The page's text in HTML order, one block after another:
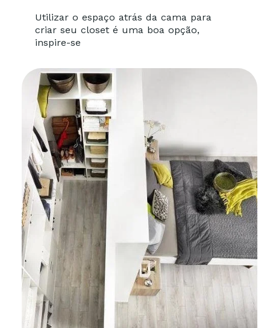
Utilizar o espaço atrás da cama para
criar seu closet é uma boa opção,
inspire-se